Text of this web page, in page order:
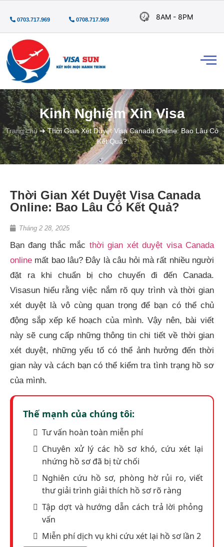
0703.717.969 0708.717.969 8AM - 8PM
Kinh Nghiệm Xin Visa
Trang chủ➜Thời Gian Xét Duyệt Visa Canada Online: Bao Lâu Có
Kết Quả?
Thời Gian Xét Duyệt Visa Canada
Online: Bao Lâu Có Kết Quả?
Tháng 2 28, 2025
Bạn đang thắc mắc thời gian xét duyệt visa Canada
online mất bao lâu? Đây là câu hỏi mà rất nhiều người
đặt ra khi chuẩn bị cho chuyến đi đến Canada.
Visasun hiểu rằng việc nắm rõ quy trình và thời gian
xét duyệt là vô cùng quan trọng để bạn có thể chủ
động sắp xếp kế hoạch của mình. Vậy nên, bài viết
này sẽ cung cấp những thông tin chi tiết về thời gian
xét duyệt, những yếu tố có thể ảnh hưởng đến thời
gian này và cách bạn có thể kiểm tra tình trạng hồ sơ
của mình.
Thế mạnh của chúng tôi:
Tư vấn hoàn toàn miễn phí
Chuyên xử lý các hồ sơ khó, cứu xét lại
nhứng hồ sơ đã bị từ chối
Nghiên cứu hồ sơ, phòng hờ rủi ro, viết
thư giải trình giải thích hồ sơ rõ ràng
Tập dợt và hướng dẫn cách trả lời phỏng
vấn
Miễn phí dịch vụ khi cứu xét lại hồ sơ lần 2